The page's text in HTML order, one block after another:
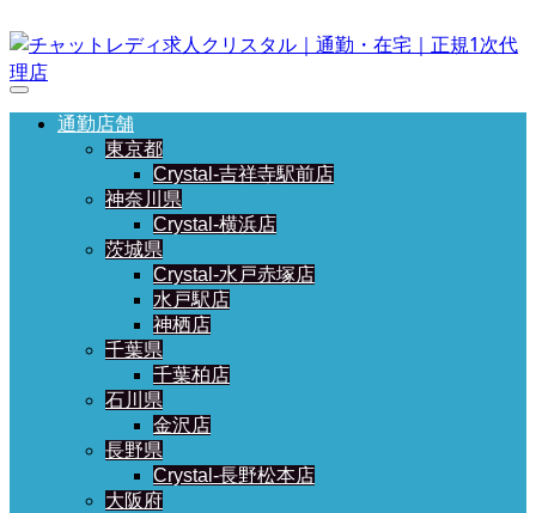
通勤店舗
東京都
Crystal-吉祥寺駅前店
神奈川県
Crystal-横浜店
茨城県
Crystal-水戸赤塚店
水戸駅店
神栖店
千葉県
千葉柏店
石川県
金沢店
長野県
Crystal-長野松本店
大阪府